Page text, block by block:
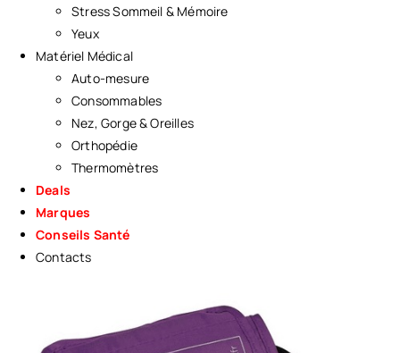
Stress Sommeil & Mémoire
Yeux
Matériel Médical
Auto-mesure
Consommables
Nez, Gorge & Oreilles
Orthopédie
Thermomètres
Deals
Marques
Conseils Santé
Contacts